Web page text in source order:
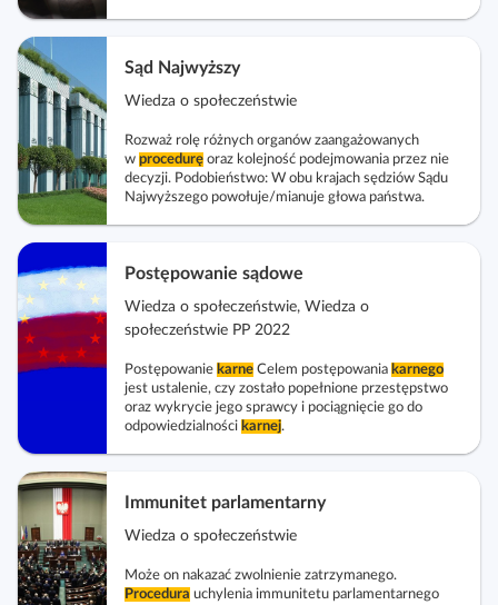
Sąd Najwyższy
Wiedza o społeczeństwie
Rozważ rolę różnych organów zaangażowanych
w procedurę oraz kolejność podejmowania przez nie
decyzji. Podobieństwo: W obu krajach sędziów Sądu
Najwyższego powołuje/mianuje głowa państwa.
Postępowanie sądowe
Wiedza o społeczeństwie, Wiedza o
społeczeństwie PP 2022
Postępowanie karne Celem postępowania karnego
jest ustalenie, czy zostało popełnione przestępstwo
oraz wykrycie jego sprawcy i pociągnięcie go do
odpowiedzialności karnej.
Immunitet parlamentarny
Wiedza o społeczeństwie
Może on nakazać zwolnienie zatrzymanego.
Procedura uchylenia immunitetu parlamentarnego